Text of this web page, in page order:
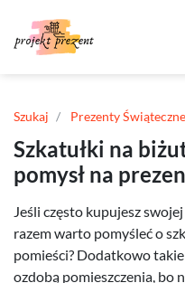
Szukaj Prezenty Świąteczne
Szkatułki na
pomysł na
Jeśli często kupujesz
razem warto pomyśleć o
pomieści? Dodatkowo
ozdobą pomieszczenia, bo